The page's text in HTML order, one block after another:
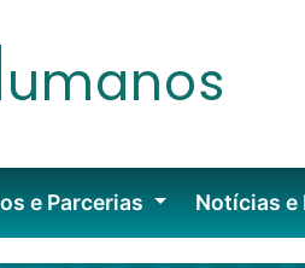
umanos
e Parcerias Notícias e